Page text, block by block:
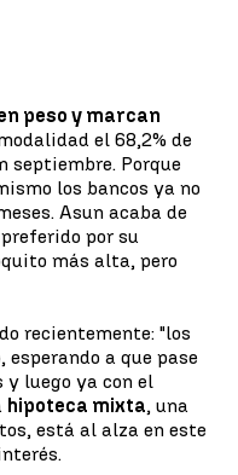
peso y marcan
el 68,2% de
septiembre. Porque
los bancos ya no
Asun acaba de
por su
más alta, pero
recientemente: "los
a que pase
y luego ya con el
hipoteca mixta, una
está al alza en este